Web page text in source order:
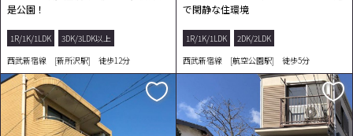
是公園！
1R/1K/1LDK
3DK/3LDK以上
西武新宿線 [新所沢駅] 徒歩12分
で閑静な住環境
1R/1K/1LDK
2DK/2LDK
西武新宿線 [航空公園駅] 徒歩5分